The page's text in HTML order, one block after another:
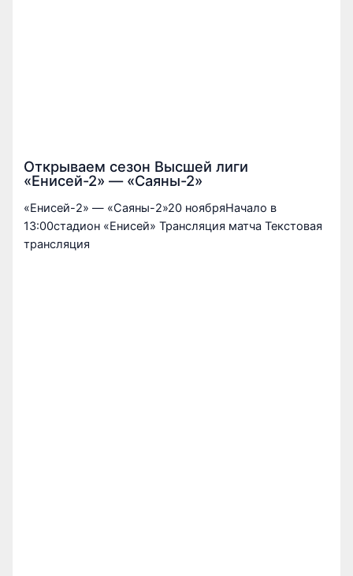
Открываем сезон Высшей лиги
«Енисей-2» — «Саяны-2»
«Енисей-2» — «Саяны-2»20 ноябряНачало в
13:00стадион «Енисей» Трансляция матча Текстовая
трансляция